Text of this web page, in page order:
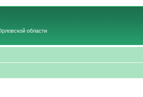
области